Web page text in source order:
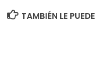
TAMBIÉN LE